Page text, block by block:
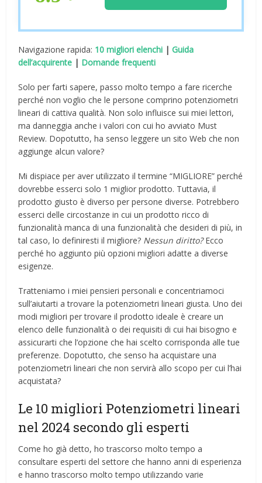
Navigazione rapida: 10 migliori elenchi |Guida
dell’acquirente | Domande frequenti
Solo per farti sapere, passo molto tempo a fare ricerche
perché non voglio che le persone comprino potenziometri
lineari di cattiva qualità. Non solo influisce sui miei lettori,
ma danneggia anche i valori con cui ho avviato Must
Review. Dopotutto, ha senso leggere un sito Web che non
aggiunge alcun valore?
Mi dispiace per aver utilizzato il termine “MIGLIORE” perché
dovrebbe esserci solo 1 miglior prodotto. Tuttavia, il
prodotto giusto è diverso per persone diverse. Potrebbero
esserci delle circostanze in cui un prodotto ricco di
funzionalità manca di una funzionalità che desideri di più, in
tal caso, lo definiresti il ​​migliore? Nessun diritto?Ecco
perché ho aggiunto più opzioni migliori adatte a diverse
esigenze.
Tratteniamo i miei pensieri personali e concentriamoci
sull’aiutarti a trovare la potenziometri lineari giusta. Uno dei
modi migliori per trovare il prodotto ideale è creare un
elenco delle funzionalità o dei requisiti di cui hai bisogno e
assicurarti che l’opzione che hai scelto corrisponda alle tue
preferenze. Dopotutto, che senso ha acquistare una
potenziometri lineari che non servirà allo scopo per cui l’hai
acquistata?
Le 10 migliori Potenziometri lineari
nel 2024 secondo gli esperti
Come ho già detto, ho trascorso molto tempo a
consultare esperti del settore che hanno anni di esperienza
e hanno trascorso molto tempo utilizzando varie